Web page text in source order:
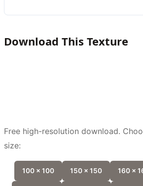
Download This Texture
Free high-resolution download.
size:
100 x 100 150 x 150 160 x